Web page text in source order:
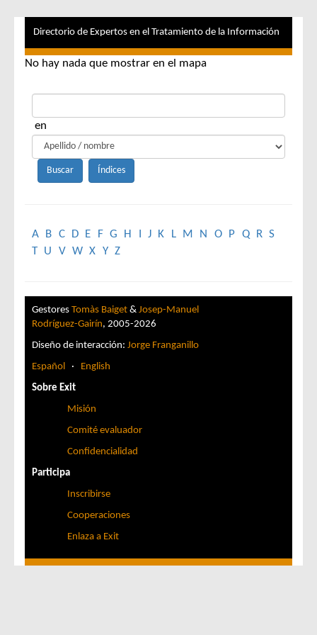
Directorio de Expertos en el Tratamiento de la Información
No hay nada que mostrar en el mapa
en
A B C D E F G H J K L M N O P Q R S
T U V W X Y Z
Gestores Tomàs Baiget & Josep-Manuel
Rodríguez-Gairín, 2005-2026
Diseño de interacción: Jorge Franganillo
Español · English
Sobre Exit
Misión
Comité evaluador
Confidencialidad
Participa
Inscribirse
Cooperaciones
Enlaza a Exit